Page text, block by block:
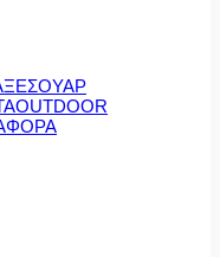
OUTDOOR